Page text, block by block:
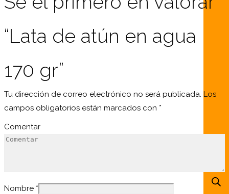
“Lata de atún en agua
170 gr”
Tu dirección de correo electrónico no será publicada. Los
campos obligatorios están marcados con *
Comentar
Nombre *